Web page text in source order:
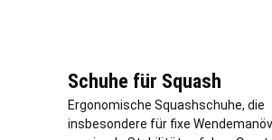
Schuhe für Squash
Ergonomische Squashschuhe, die
insbesondere für fixe